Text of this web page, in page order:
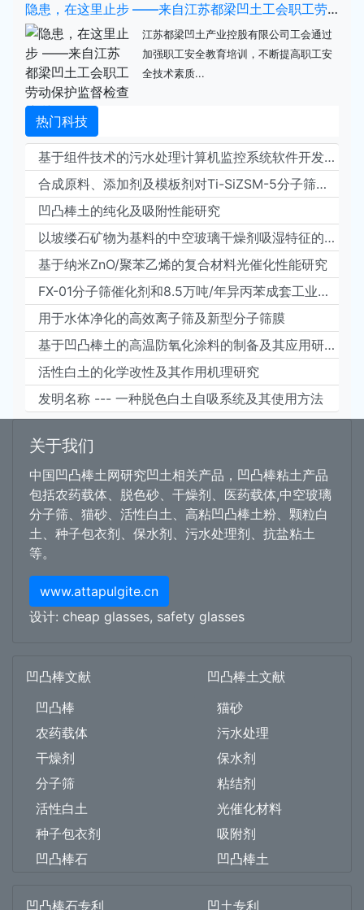
隐患，在这里止步 ——来自江苏都梁凹土工会职工劳动保护监督检查培训的报道
江苏都梁凹土产业控股有限公司工会通过
加强职工安全教育培训，不断提高职工安
全技术素质...
热门科技
基于组件技术的污水处理计算机监控系统软件开发研究
合成原料、添加剂及模板剂对Ti-SiZSM-5分子筛合成的影响
凹凸棒土的纯化及吸附性能研究
以坡缕石矿物为基料的中空玻璃干燥剂吸湿特征的研究
基于纳米ZnO/聚苯乙烯的复合材料光催化性能研究
FX-01分子筛催化剂和8.5万吨/年异丙苯成套工业技术开发
用于水体净化的高效离子筛及新型分子筛膜
基于凹凸棒土的高温防氧化涂料的制备及其应用研究
活性白土的化学改性及其作用机理研究
发明名称 --- 一种脱色白土自吸系统及其使用方法
关于我们
中国凹凸棒土网研究凹土相关产品，凹凸棒粘土产品
包括农药载体、脱色砂、干燥剂、医药载体,中空玻璃
分子筛、猫砂、活性白土、高粘凹凸棒土粉、颗粒白
土、种子包衣剂、保水剂、污水处理剂、抗盐粘土
等。
www.attapulgite.cn
设计: cheap glasses, safety glasses
凹凸棒文献
凹凸棒
农药载体
干燥剂
分子筛
活性白土
种子包衣剂
凹凸棒石
凹凸棒土文献
猫砂
污水处理
保水剂
粘结剂
光催化材料
吸附剂
凹凸棒土
凹凸棒石专利 凹土专利